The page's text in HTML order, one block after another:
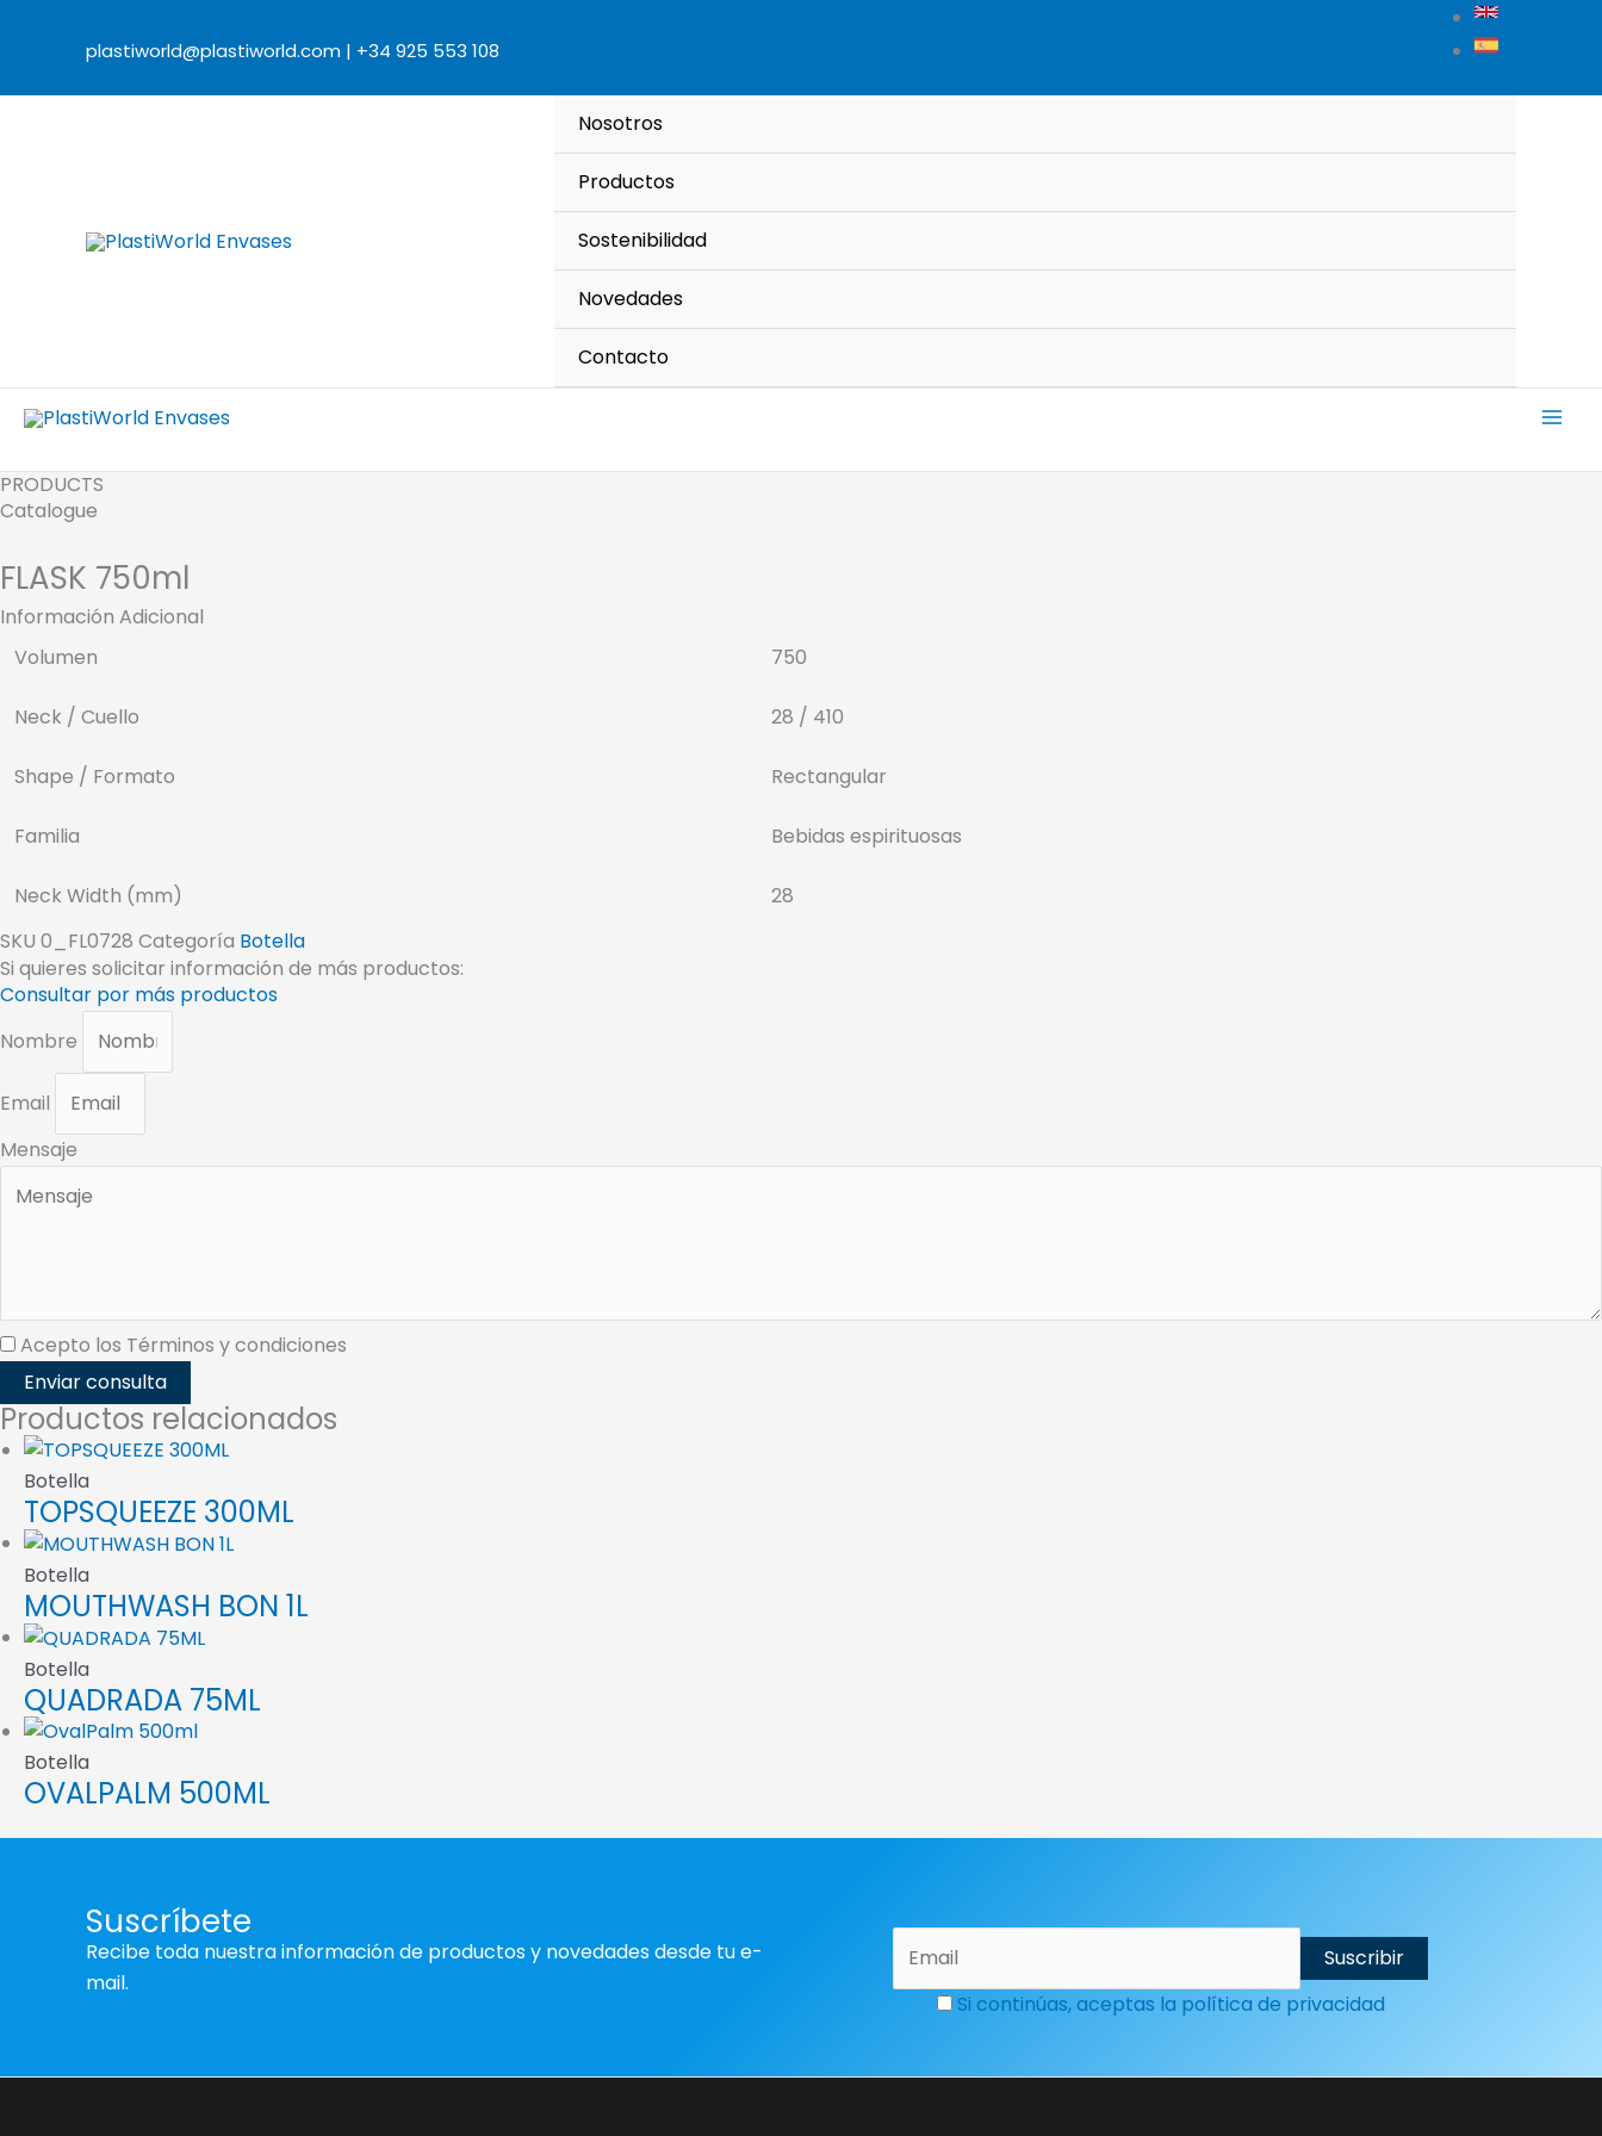
plastiworld@plastiworld.com | +34 925 553 108
Nosotros
Productos
Sostenibilidad
Novedades
Contacto
PRODUCTS
Catalogue
FLASK 750ml
Información Adicional
Volumen
750
Neck / Cuello 28 / 410
Shape / Formato Rectangular
Familia Bebidas espirituosas
Neck Width (mm)
28
SKU 0_FL0728 Categoría Botella
Si quieres solicitar información de más productos:
Consultar por más productos
Nombre
Email
Mensaje
Acepto los Términos y condiciones
Enviar consulta
Productos relacionados
Botella
TOPSQUEEZE 300ML
Botella
MOUTHWASH BON 1L
Botella
QUADRADA 75ML
Botella
OVALPALM 500ML
Suscríbete
Recibe toda nuestra información de productos y novedades desde tu e-
mail.
Si continúas, aceptas la política de privacidad